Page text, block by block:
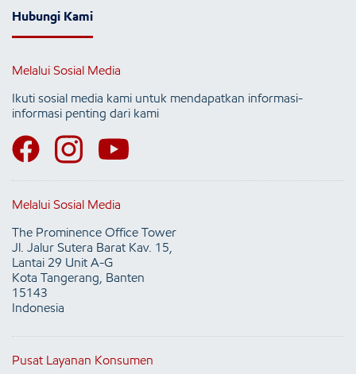
Hubungi Kami
Melalui Sosial Media
Ikuti sosial media kami untuk mendapatkan informasi-
informasi penting dari kami
Melalui Sosial Media
The Prominence Office Tower
Jl. Jalur Sutera Barat Kav. 15,
Lantai 29 Unit A-G
Kota Tangerang, Banten
15143
Indonesia
Pusat Layanan Konsumen